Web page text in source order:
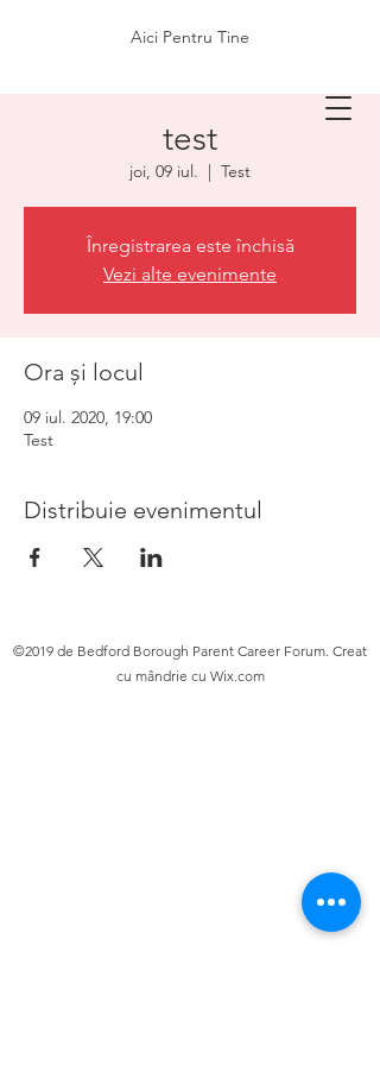
Aici Pentru Tine
test
joi, 09 iul.
  |
Test
Înregistrarea este închisă
Vezi alte evenimente
Ora și locul
09 iul. 2020, 19:00
Test
Distribuie evenimentul
©2019 de Bedford Borough Parent Career Forum. Creat
cu mândrie cu Wix.com